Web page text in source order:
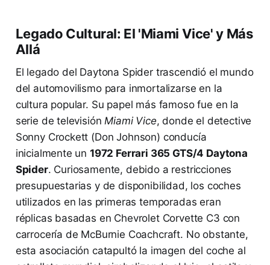
Legado Cultural: El 'Miami Vice' y Más
Allá
El legado del Daytona Spider trascendió el mundo
del automovilismo para inmortalizarse en la
cultura popular. Su papel más famoso fue en la
serie de televisión Miami Vice, donde el detective
Sonny Crockett (Don Johnson) conducía
inicialmente un 1972 Ferrari 365 GTS/4 Daytona
Spider. Curiosamente, debido a restricciones
presupuestarias y de disponibilidad, los coches
utilizados en las primeras temporadas eran
réplicas basadas en Chevrolet Corvette C3 con
carrocería de McBurnie Coachcraft. No obstante,
esta asociación catapultó la imagen del coche al